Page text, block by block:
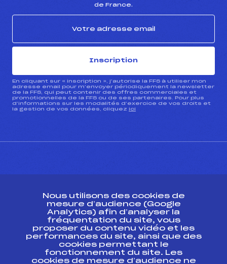
de France.
Inscription
En cliquant sur « inscription », j’autorise la FFS à utiliser mon
adresse email pour m’envoyer périodiquement la newsletter
de la FFS, qui peut contenir des offres commerciales et
promotionnelles de la FFS ou de ses partenaires. Pour plus
d’informations sur les modalités d’exercice de vos droits et
la gestion de vos données, cliquez ici
Ressources
Pass’Neige
Projet sportif fédéral
Projet de performance fédéral
Nous utilisons des cookies de
mesure d’audience (Google
Analytics) afin d’analyser la
fréquentation du site, vous
proposer du contenu vidéo et les
performances du site, ainsi que des
cookies permettant le
fonctionnement du site. Les
cookies de mesure d’audience ne